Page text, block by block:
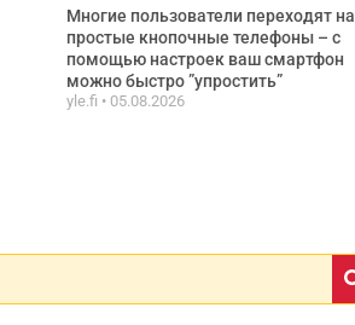
Многие пользователи переходят на
простые кнопочные телефоны – с
помощью настроек ваш смартфон
можно быстро ”упростить”
yle.fi 05.08.2026